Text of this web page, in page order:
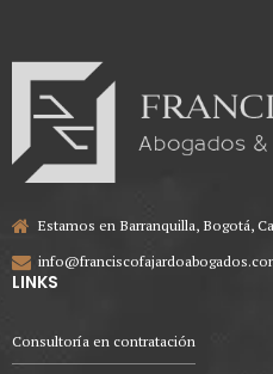
Estamos en Barranquilla, Bogotá,
LINKS
Consultoría en contratación